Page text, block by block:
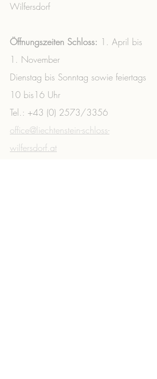
Wilfersdorf
Öffnungszeiten Schloss: 1. April bis
1. November
Dienstag bis Sonntag sowie feiertags
10 bis16 Uhr
Tel.: +43 (0) 2573/3356 ​
office@liechtenstein-schloss-
wilfersdorf.at